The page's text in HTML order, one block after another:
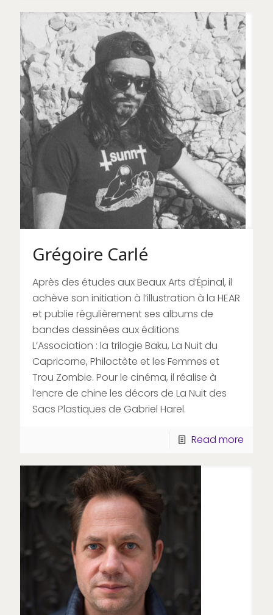
Grégoire Carlé
Après des études aux Beaux Arts d’Épinal, il
achève son initiation à l’illustration à la HEAR
et publie régulièrement ses albums de
bandes dessinées aux éditions
L’Association : la trilogie Baku, La Nuit du
Capricorne, Philoctète et les Femmes et
Trou Zombie. Pour le cinéma, il réalise à
l’encre de chine les décors de La Nuit des
Sacs Plastiques de Gabriel Harel.
Read more